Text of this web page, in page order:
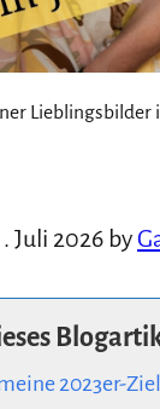
Juli 2026 by
2023er-